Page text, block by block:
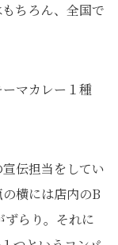
ちろん、全国で
マカレー１種
伝担当をしてい
横には店内のB
らり。それに